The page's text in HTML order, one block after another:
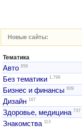
Новые сайты:
Тематика
Авто 856
Без тематики 1,799
Бизнес и финансы 609
Дизайн 167
Здоровье, медицина 737
Знакомства 113